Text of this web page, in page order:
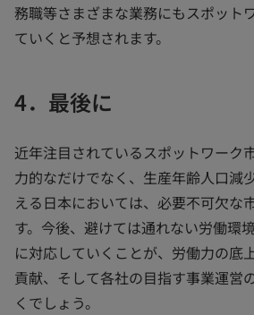
務職等さまざまな業務にもスポット
ていくと予想されます。
4．最後に
近年注目されているスポットワーク
力的なだけでなく、生産年齢人口減
える日本においては、必要不可欠な
す。今後、避けては通れない労働環
に対応していくことが、労働力の底
貢献、そして各社の目指す事業運営
くでしょう。